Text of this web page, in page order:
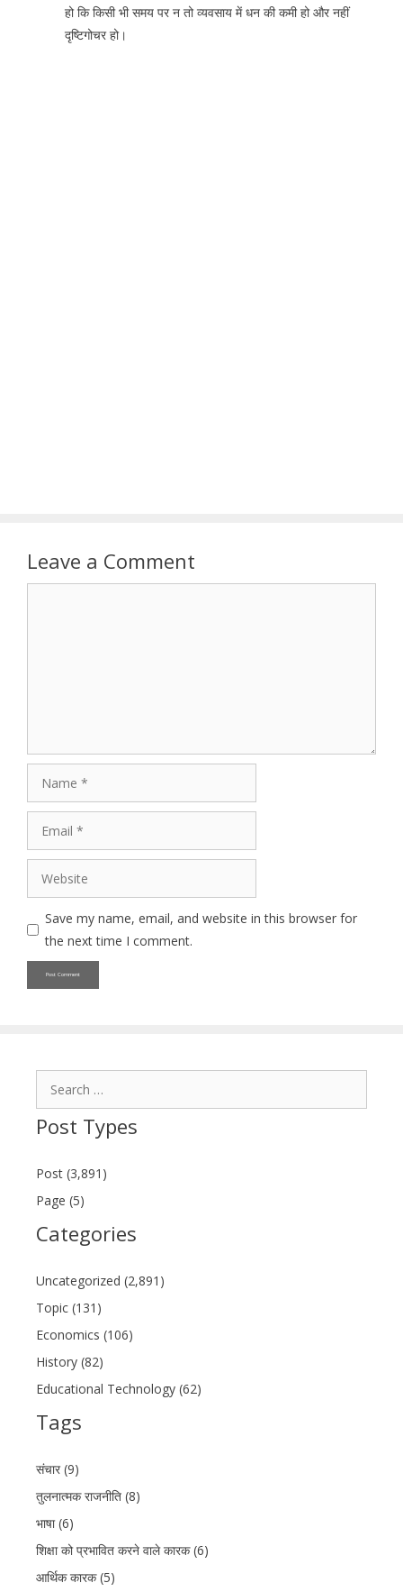
हो कि किसी भी समय पर न तो व्यवसाय में धन की कमी हो और नहीं
दृष्टिगोचर हो।
Leave a Comment
Website
Save my name, email, and website in this browser for
the next time I comment.
Post Types
Post (3,891)
Page (5)
Categories
Uncategorized (2,891)
Topic (131)
Economics (106)
History (82)
Educational Technology (62)
Tags
संचार (9)
तुलनात्मक राजनीति (8)
भाषा (6)
शिक्षा को प्रभावित करने वाले कारक (6)
आर्थिक कारक (5)